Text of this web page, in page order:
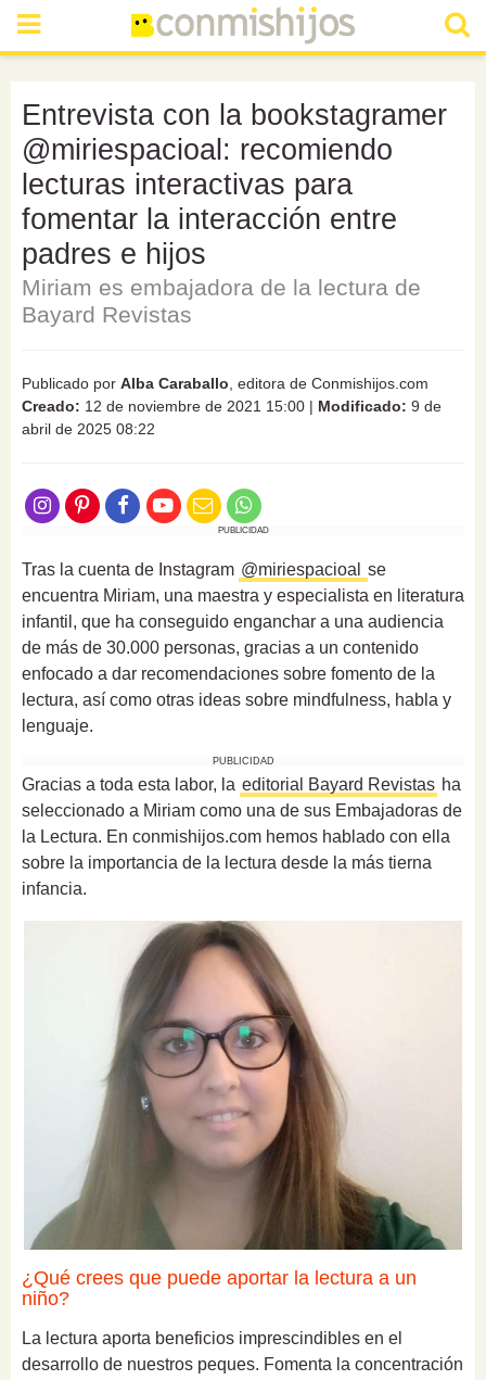
Entrevista con la bookstagramer
@miriespacioal: recomiendo
lecturas interactivas para
fomentar la interacción entre
padres e hijos
Miriam es embajadora de la lectura de
Bayard Revistas
Publicado por Alba Caraballo , editora de Conmishijos.com
Creado: 12 de noviembre de 2021 15:00 | Modificado: 9 de
abril de 2025 08:22
PUBLICIDAD
Tras la cuenta de Instagram @miriespacioal
se
encuentra Miriam, una maestra y especialista en literatura
infantil, que ha conseguido enganchar a una audiencia
de más de 30.000 personas, gracias a un contenido
enfocado a dar recomendaciones sobre fomento de la
lectura, así como otras ideas sobre mindfulness, habla y
lenguaje.
PUBLICIDAD
Gracias a toda esta labor, la editorial Bayard Revistas ha
seleccionado a Miriam como una de sus Embajadoras de
la Lectura. En conmishijos.com hemos hablado con ella
sobre la importancia de la lectura desde la más tierna
infancia.
¿Qué crees que puede aportar la lectura a un
niño?
La lectura aporta beneficios imprescindibles en el
desarrollo de nuestros peques. Fomenta la concentración